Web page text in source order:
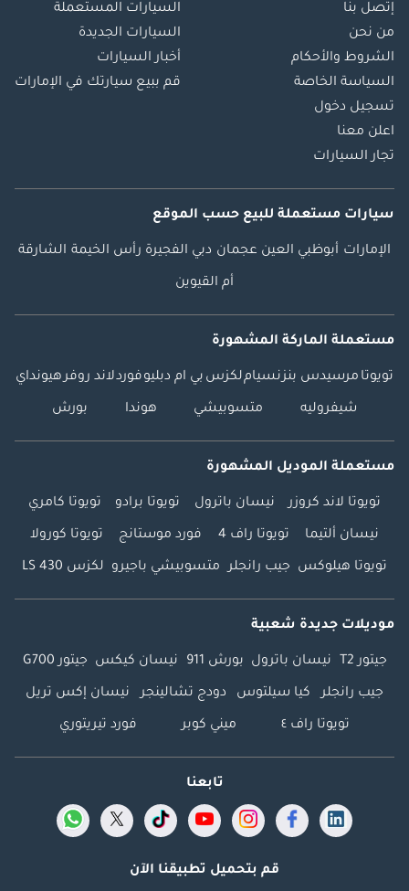
إتصل بنا
من نحن
الشروط والأحكام
السياسة الخاصة
تسجيل دخول
اعلن معنا
تجار السيارات
السيارات المستعملة
السيارات الجديدة
أخبار السيارات
قم ببيع سيارتك في الإمارات
سيارات مستعملة للبيع حسب الموقع
الإمارات أبوظبي العين عجمان دبي الفجيرة رأس الخيمة الشارقة
أم القيوين
مستعملة الماركة المشهورة
تويوتا مرسيدس بنزنسياملكزس بي ام دبليوفوردلاند روفرهيونداي
شيفروليه متسوبيشي هوندا بورش
مستعملة الموديل المشهورة
تويوتا لاند كروزر نيسان باترول تويوتا برادو تويوتا كامري
نيسان ألتيما تويوتا راف 4 فورد موستانج تويوتا كورولا
تويوتا هيلوكس جيب رانجلر متسوبيشي باجيرو لكزس LS 430
موديلات جديدة شعبية
جيتور T2 نيسان باترول بورش 911 نيسان كيكس جيتور G700
جيب رانجلر كيا سيلتوس دودج تشالينجر نيسان إكس تريل
تويوتا راف ٤ ميني كوبر فورد تيريتوري
تابعنا
قم بتحميل تطبيقنا الآن